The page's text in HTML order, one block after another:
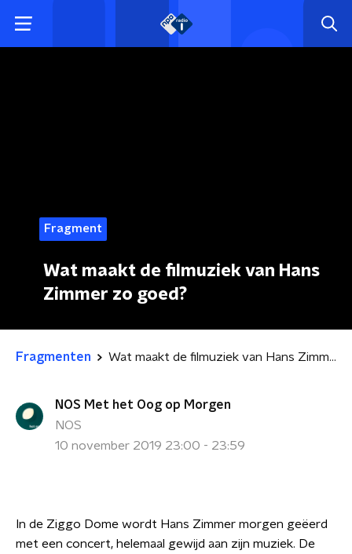
Fragment
Wat maakt de filmuziek van Hans
Zimmer zo goed?
Fragmenten Wat maakt de filmuziek van Hans Zimmer zo goed?
NOS Met het Oog op Morgen
NOS
10 november 2019 23:00 - 23:59
In de Ziggo Dome wordt Hans Zimmer morgen geëerd
met een concert, helemaal gewijd aan zijn muziek. De